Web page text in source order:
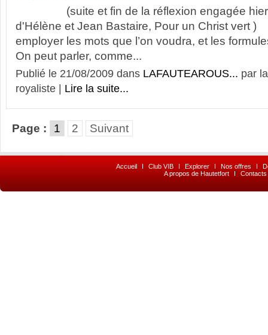
(suite et fin de la réflexion engagée hier
d'Hélène et Jean Bastaire, Pour un Christ
employer les mots que l’on voudra, et les
On peut parler, comme...
Publié le 21/08/2009 dans LAFAUTEAROUS... par
royaliste | Lire la suite...
Page : 1 2 Suivant
Accueil I Club VIB I Explorer I Nos offres I
A propos de Hautetfort
I Contacts